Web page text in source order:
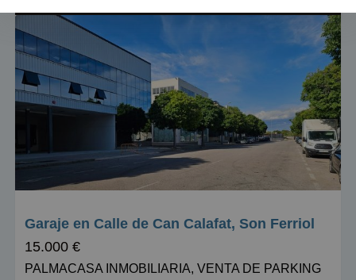
más reciente
Menos reciente
Baratos
Caros
Grandes
Garaje en Calle de Can Calafat, Son Ferriol
15.000 €
PALMACASA INMOBILIARIA, VENTA DE PARKING